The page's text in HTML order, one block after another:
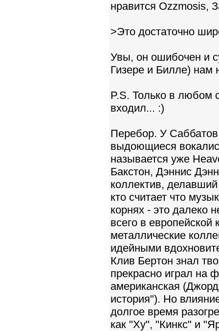
нравится Ozzmosis,
>Это достаточно
Увы, он ошибочен и
Гизере и Билле) нам
P.S. Только в любом
входил... :)
Перебор. У
выдоющиеся
называется уже
Бакстон, Дэннис
коллектив,
кто считает что
корнях - это далеко
всего в европейской
металлические
идейными
Клив Бертон знал
прекрасно играл на
американская
история"). Но
долгое время
как "Ху", "Кинкс" и